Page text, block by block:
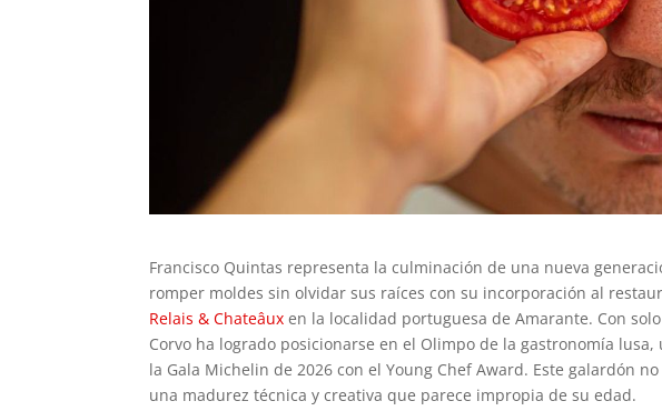
Francisco Quintas representa la culminación de una nueva
romper moldes sin olvidar sus raíces con su incorporación al
Relais & Chateâux en la localidad portuguesa de Amarante. Con
Corvo ha logrado posicionarse en el Olimpo de la gastronomía
la Gala Michelin de 2026 con el Young Chef Award. Este galardón
una madurez técnica y creativa que parece impropia de su edad.